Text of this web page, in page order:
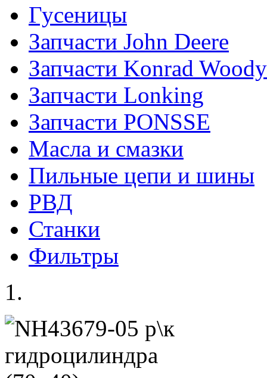
Гусеницы
Запчасти John Deere
Запчасти Konrad Woody
Запчасти Lonking
Запчасти PONSSE
Масла и смазки
Пильные цепи и шины
РВД
Станки
Фильтры